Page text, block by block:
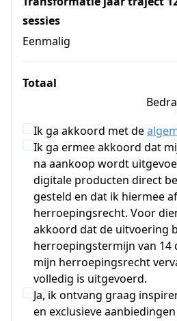
sessies
Eenmalig
Totaal
Ik ga akkoord met de
Ik ga ermee akkoord dat
na aankoop wordt
digitale producten direct
gesteld en dat ik hiermee
herroepingsrecht. Voor
akkoord dat de uitvoering
herroepingstermijn van 14
mijn herroepingsrecht
volledig is uitgevoerd.
Ja, ik ontvang graag
en exclusieve